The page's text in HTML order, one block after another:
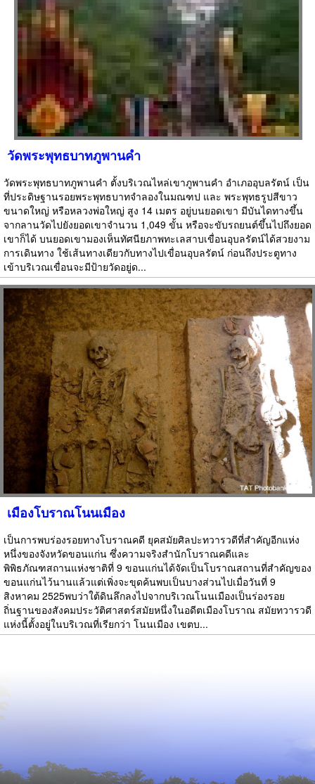
วัดพระพุทธบาทภูพานคำ
วัดพระพุทธบาทภูพานคำ ตั้งบริเวณไหล่เขาภูพานคำ อำเภออุบลรัตน์ เป็น
ที่ประดิษฐานรอยพระพุทธบาทจำลองในมณฑป และ พระพุทธรูปสีขาว
ขนาดใหญ่ หรือหลวงพ่อใหญ่ สูง 14 เมตร อยู่บนยอดเขา มีบันไดทางขึ้น
จากลานวัดไปยังยอดเขาจำนวน 1,049 ขั้น หรือจะขับรถยนต์ขึ้นไปถึงยอด
เขาก็ได้ บนยอดเขามองเห็นทัศนียภาพทะเลสาบเขื่อนอุบลรัตน์ได้สวยงาม
การเดินทาง ใช้เส้นทางเดียวกับทางไปเขื่อนอุบลรัตน์ ก่อนถึงประตูทาง
เข้าบริเวณเขื่อนจะมีป้ายวัดอยู่ด...
เมืองโบราณโนนเมือง
เป็นการพบร่องรอยทางโบราณคดี ยุคสมัยศิลปะทวารวดีที่สำคัญอีกแห่ง
หนึ่งของจังหวัดขอนแก่น ซึ่งความจริงสำนักโบราณคดีและ
พิพิธภัณฑสถานแห่งชาติที่ 9 ขอนแก่นได้จัดเป็นโบราณสถานที่สำคัญของ
ขอนแก่นไว้นานแล้วแต่เพิ่งจะขุดค้นพบเป็นบางส่วนไปเมื่อวันที่ 9
สิงหาคม 2525พบว่าใต้ดินลึกลงไปจากบริเวณโนนเมืองเป็นร่องรอย
ถิ่นฐานของสังคมประวัติศาสตร์สมัยหนึ่งในอดีตเมืองโบราณ สมัยทวารวดี
แห่งนี้ตั้งอยู่ในบริเวณที่เรียกว่า โนนเมือง เขตบ...